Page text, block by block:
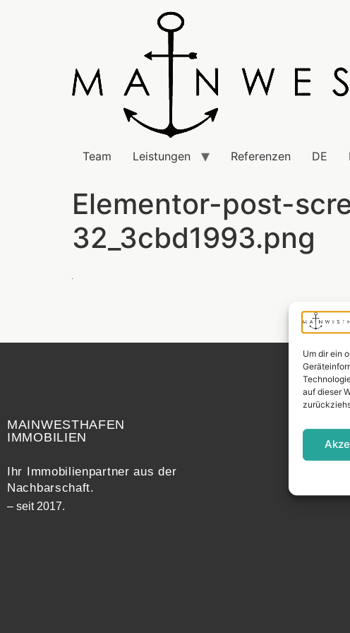
Um dir ein
auf dieser
Team Leistungen Referenzen DE
Elementor-post-
32_3cbd1993.png
MAINWESTHAFEN
IMMOBILIEN
Ihr Immobilienpartner aus der
Nachbarschaft.
– seit 2017.